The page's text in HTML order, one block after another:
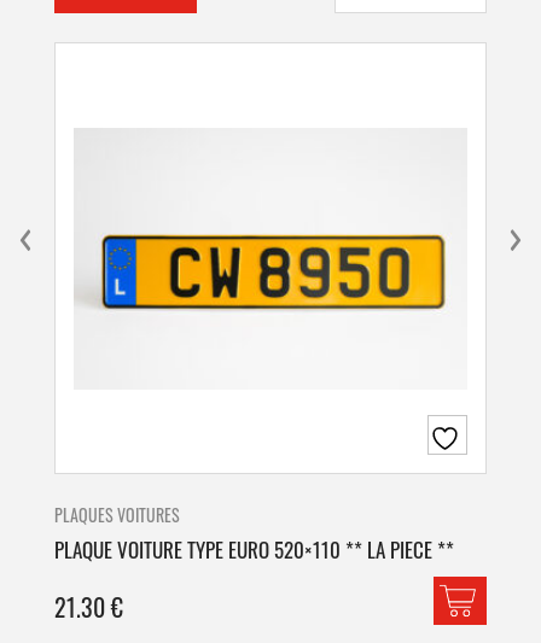
PLAQUES VOITURES
PLAQUE VOITURE TYPE EURO 520×110 ** LA PIECE **
21.30€